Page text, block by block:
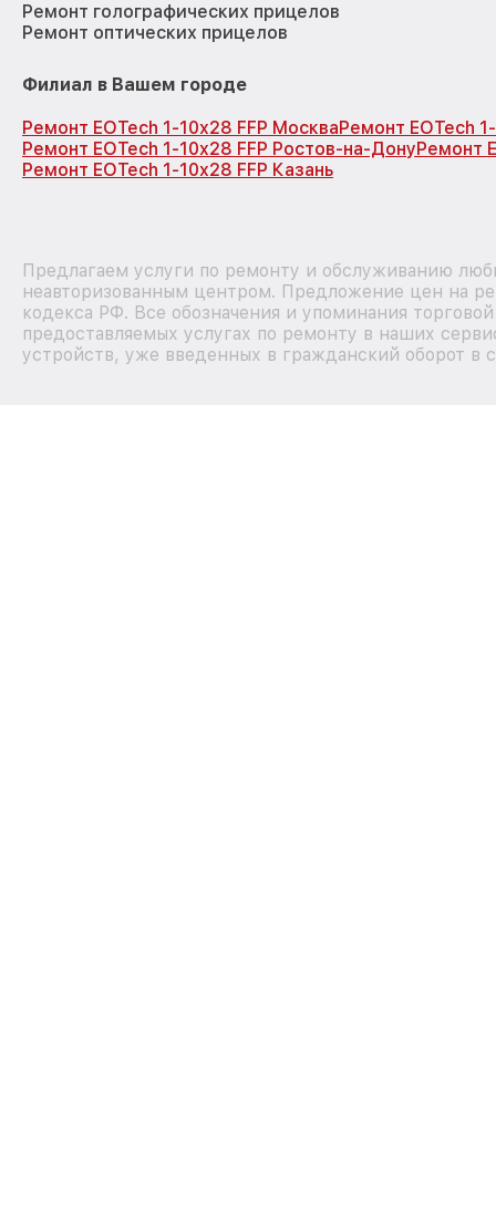
Ремонт голографических прицелов
Ремонт оптических прицелов
Филиал в Вашем городе
Ремонт EOTech 1-10x28 FFP МоскваРемонт EOTech
Ремонт EOTech 1-10x28 FFP Ростов-на-ДонуРемонт
Ремонт EOTech 1-10x28 FFP Казань
Предлагаем услуги по ремонту и обслуживанию
неавторизованным центром. Предложение цен на
кодекса РФ. Все обозначения и упоминания
предоставляемых услугах по ремонту в наших
устройств, уже введенных в гражданский оборот в